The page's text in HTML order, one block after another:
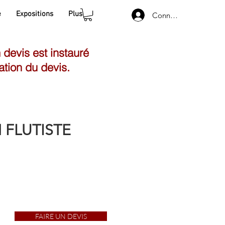
Expositions Plus Connexion
est instauré
du devis.
FAIRE UN DEVIS